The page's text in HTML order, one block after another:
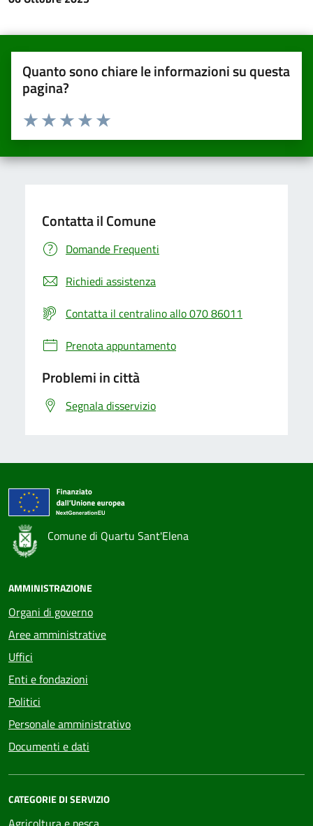
Quanto sono chiare le informazioni su questa
pagina?
Valuta da 1 a 5 stelle la pagina
Valuta 5 stelle su 5
Valuta 4 stelle su 5
Valuta 3 stelle su 5
Valuta 2 stelle su 5
Valuta una stella su 5
Contatta il Comune
Domande Frequenti
Richiedi assistenza
Contatta il centralino allo 070 86011
Prenota appuntamento
Problemi in città
Segnala disservizio
Comune di Quartu Sant'Elena
AMMINISTRAZIONE
Organi di governo
Aree amministrative
Uffici
Enti e fondazioni
Politici
Personale amministrativo
Documenti e dati
CATEGORIE DI SERVIZIO